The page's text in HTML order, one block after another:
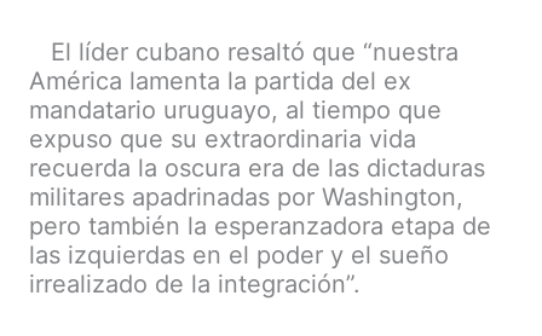
El líder cubano resaltó que “nuestra
América lamenta la partida del ex
mandatario uruguayo, al tiempo que
expuso que su extraordinaria vida
recuerda la oscura era de las dictaduras
militares apadrinadas por Washington,
pero también la esperanzadora etapa de
las izquierdas en el poder y el sueño
irrealizado de la integración”.